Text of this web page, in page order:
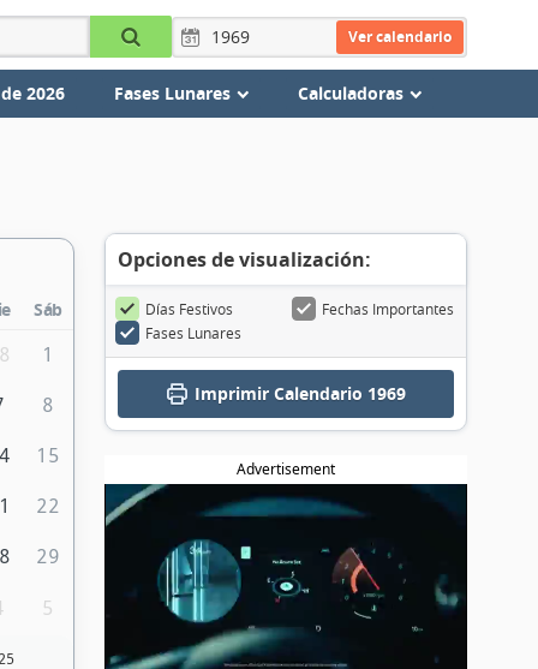
Ver calendario
2026 Fases Lunares Calculadoras
Sáb
1
8
15
22
29
5
Opciones de visualización:
Días Festivos
Fechas Importantes
Fases Lunares
ImprimirCalendario 1969
Advertisement